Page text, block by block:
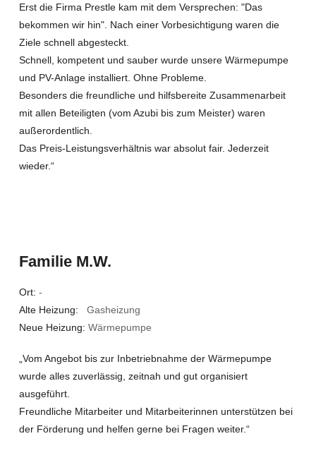
Erst die Firma Prestle kam mit dem Versprechen: "Das
bekommen wir hin". Nach einer Vorbesichtigung waren die
Ziele schnell abgesteckt.
Schnell, kompetent und sauber wurde unsere Wärmepumpe
und PV-Anlage installiert. Ohne Probleme.
Besonders die freundliche und hilfsbereite Zusammenarbeit
mit allen Beteiligten (vom Azubi bis zum Meister) waren
außerordentlich.
Das Preis-Leistungsverhältnis war absolut fair. Jederzeit
wieder.“
Familie M.W.
Ort: -
Alte Heizung: Gasheizung
Neue Heizung: Wärmepumpe
„Vom Angebot bis zur Inbetriebnahme der Wärmepumpe
wurde alles zuverlässig, zeitnah und gut organisiert
ausgeführt.
Freundliche Mitarbeiter und Mitarbeiterinnen unterstützen bei
der Förderung und helfen gerne bei Fragen weiter.“